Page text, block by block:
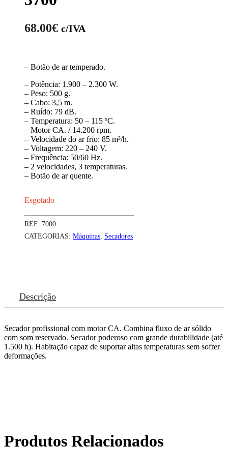
68.00€ c/IVA
– Botão de ar temperado.
– Potência: 1.900 – 2.300 W.
– Peso: 500 g.
– Cabo: 3,5 m.
– Ruído: 79 dB.
– Temperatura: 50 – 115 ºC.
– Motor CA. / 14.200 rpm.
– Velocidade do ar frio: 85 m³/h.
– Voltagem: 220 – 240 V.
– Frequência: 50/60 Hz.
– 2 velocidades, 3 temperaturas.
– Botão de ar quente.
Esgotado
REF: 7000
CATEGORIAS: Máquinas, Secadores
Descrição
Secador profissional com motor CA. Combina fluxo de ar sólido
com som reservado. Secador poderoso com grande durabilidade (até
1.500 h). Habitação capaz de suportar altas temperaturas sem sofrer
deformações.
Produtos Relacionados